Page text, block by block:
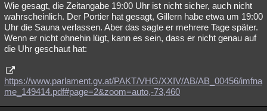
Wie gesagt, die Zeitangabe 19:00 Uhr ist nicht sicher, auch nicht
wahrscheinlich. Der Portier hat gesagt, Gillern habe etwa um 19:00
Uhr die Sauna verlassen. Aber das sagte er mehrere Tage später.
Wenn er nicht ohnehin lügt, kann es sein, dass er nicht genau auf
die Uhr geschaut hat:
https://www.parlament.gv.at/PAKT/VHG/XXIV/AB/AB_00456/imfna
me_149414.pdf#page=2&zoom=auto,-73,460